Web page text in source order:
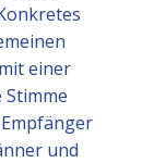
einer
und